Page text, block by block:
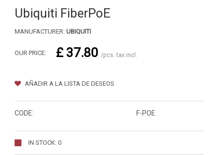
Ubiquiti FiberPoE
MANUFACTURER: UBIQUITI
OUR PRICE: £ 37.80 /pcs. tax incl.
AÑADIR A LA LISTA DE DESEOS
CODE: F-POE
IN STOCK: 0